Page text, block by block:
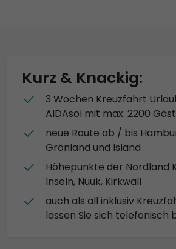
Kurz & Knackig:
3 Wochen Kreuzfahrt
AIDAsol mit max. 2200
neue Route ab / bis
Grönland und Island
Höhepunkte der Nordland
Inseln, Nuuk, Kirkwall
auch als all inklusiv
lassen Sie sich telefonisch